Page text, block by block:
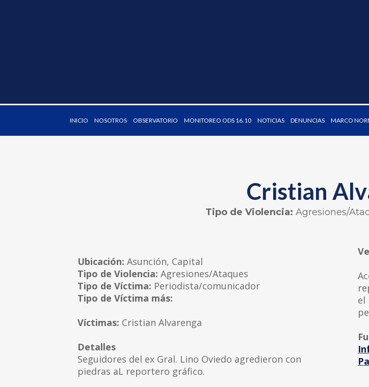
INICIO NOSOTROS OBSERVATORIO MONITOREO ODS 16.10 NOTICIAS DENUNCIAS MARCO
Cristian
Tipo de Violencia: Agresiones/
Ubicación: Asunción, Capital
Tipo de Violencia: Agresiones/Ataques
Tipo de Víctima: Periodista/comunicador
Tipo de Víctima más:
Víctimas: Cristian Alvarenga
Detalles
Seguidores del ex Gral. Lino Oviedo agredieron con
piedras aL reportero gráfico.
el